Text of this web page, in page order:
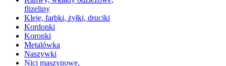
flizeliny
Kleje, farbki, żyłki, druciki
Kordonki
Koronki
Metalówka
Naszywki
Nici maszynowe,